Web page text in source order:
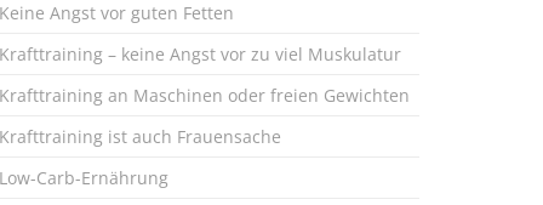
Keine Angst vor guten Fetten
Krafttraining – keine Angst vor zu viel Muskulatur
Krafttraining an Maschinen oder freien Gewichten
Krafttraining ist auch Frauensache
Low-Carb-Ernährung